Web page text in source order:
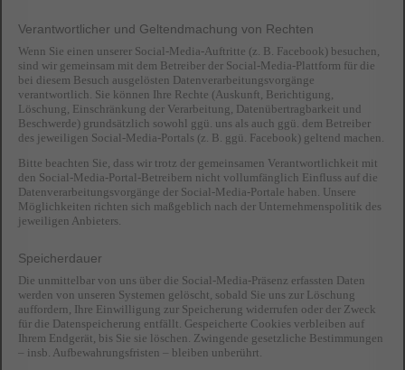
Verantwortlicher und Geltendmachung von Rechten
Wenn Sie einen unserer Social-Media-Auftritte (z. B. Facebook) besuchen,
sind wir gemeinsam mit dem Betreiber der Social-Media-Plattform für die
bei diesem Besuch ausgelösten Datenverarbeitungsvorgänge
verantwortlich. Sie können Ihre Rechte (Auskunft, Berichtigung,
Löschung, Einschränkung der Verarbeitung, Datenübertragbarkeit und
Beschwerde) grundsätzlich sowohl ggü. uns als auch ggü. dem Betreiber
des jeweiligen Social-Media-Portals (z. B. ggü. Facebook) geltend machen.
Bitte beachten Sie, dass wir trotz der gemeinsamen Verantwortlichkeit mit
den Social-Media-Portal-Betreibern nicht vollumfänglich Einfluss auf die
Datenverarbeitungsvorgänge der Social-Media-Portale haben. Unsere
Möglichkeiten richten sich maßgeblich nach der Unternehmenspolitik des
jeweiligen Anbieters.
Speicherdauer
Die unmittelbar von uns über die Social-Media-Präsenz erfassten Daten
werden von unseren Systemen gelöscht, sobald Sie uns zur Löschung
auffordern, Ihre Einwilligung zur Speicherung widerrufen oder der Zweck
für die Datenspeicherung entfällt. Gespeicherte Cookies verbleiben auf
Ihrem Endgerät, bis Sie sie löschen. Zwingende gesetzliche Bestimmungen
– insb. Aufbewahrungsfristen – bleiben unberührt.